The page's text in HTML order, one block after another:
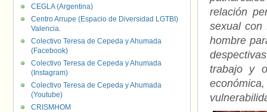
relación
sexual con
hombre
trabajo y
CEGLA (Argentina)
Centro Arrupe (Espacio de Diversidad LGTBI)
Valencia.
Colectivo Teresa de Cepeda y Ahumada
(Facebook)
Colectivo Teresa de Cepeda y Ahumada
(Instagram)
Colectivo Teresa de Cepeda y Ahumada
(Youtube)
CRISMHOM